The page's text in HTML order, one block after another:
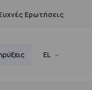
Ερωτήσεις
EL